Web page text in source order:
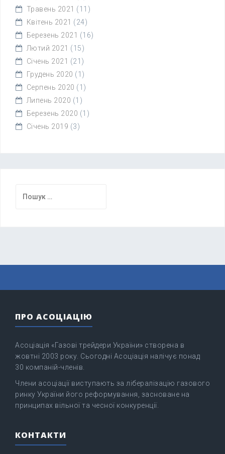
Травень 2021 (11)
Квітень 2021 (24)
Березень 2021 (16)
Лютий 2021 (15)
Січень 2021 (21)
Грудень 2020 (1)
Серпень 2020 (1)
Липень 2020 (1)
Березень 2020 (1)
Січень 2019 (3)
ПРО АСОЦІАЦІЮ
Асоціація «Газові трейдери України» створена в
жовтні 2003 року. Сьогодні Асоціація налічує понад
30 компаній-членів.
Члени асоціації виступають за лібералізацію газового
ринку України його реформування, засноване на
принципах вільної та чесної конкуренції.
КОНТАКТИ